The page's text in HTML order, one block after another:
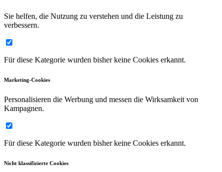
Sie helfen, die Nutzung zu verstehen und die Leistung zu
verbessern.
Für diese Kategorie wurden bisher keine Cookies erkannt.
Marketing-Cookies
Personalisieren die Werbung und messen die Wirksamkeit von
Kampagnen.
Für diese Kategorie wurden bisher keine Cookies erkannt.
Nicht klassifizierte Cookies